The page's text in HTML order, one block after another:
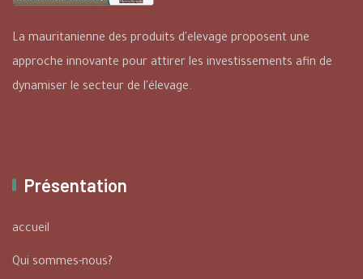
La mauritanienne des produits d'elevage proposent une
approche innovante pour attirer les investissements afin de
dynamiser le secteur de l'élevage.
Présentation
accueil
Qui sommes-nous?